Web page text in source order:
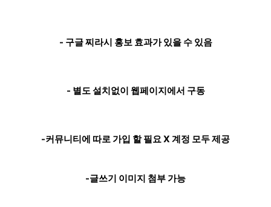
- 구글 찌라시 홍보 효과가 있을 수 있음
- 별도 설치없이 웹페이지에서 구동
-커뮤니티에 따로 가입 할 필요 X 계정 모두 제공
-글쓰기 이미지 첨부 가능